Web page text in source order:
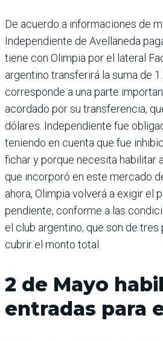
De acuerdo a informacio­nes de
Independiente de Avella­neda
tiene con Olimpia por el lateral
argentino transfe­rirá la suma de
corresponde a una parte
acordado por su transferencia,
dóla­res. Independiente fue
teniendo en cuenta que fue
fichar y porque necesita habilitar
que incorporó en este mercado
ahora, Olimpia volverá a exigir el
pendiente, con­forme a las
el club argentino, que son de tres
cubrir el monto total.
2 de Mayo
entradas para